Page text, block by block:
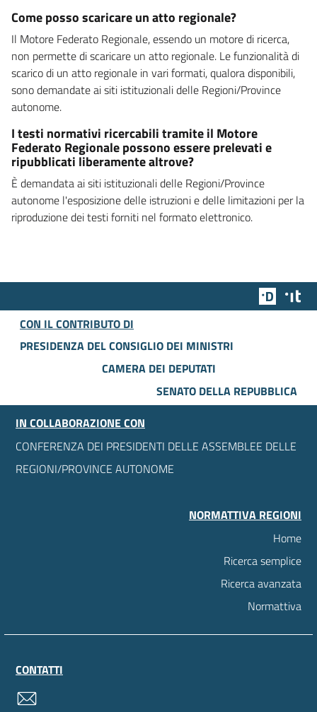
Come posso scaricare un atto regionale?
Il Motore Federato Regionale, essendo un motore di ricerca,
non permette di scaricare un atto regionale. Le funzionalità di
scarico di un atto regionale in vari formati, qualora disponibili,
sono demandate ai siti istituzionali delle Regioni/Province
autonome.
I testi normativi ricercabili tramite il Motore
Federato Regionale possono essere prelevati e
ripubblicati liberamente altrove?
È demandata ai siti istituzionali delle Regioni/Province
autonome l'esposizione delle istruzioni e delle limitazioni per la
riproduzione dei testi forniti nel formato elettronico.
Team
CON IL CONTRIBUTO DI
PRESIDENZA DEL CONSIGLIO DEI MINISTRI
CAMERA DEI DEPUTATI
SENATO DELLA REPUBBLICA
IN COLLABORAZIONE CON
CONFERENZA DEI PRESIDENTI DELLE ASSEMBLEE DELLE
REGIONI/PROVINCE AUTONOME
NORMATTIVA REGIONI
Home
Ricerca semplice
Ricerca avanzata
Normattiva
CONTATTI